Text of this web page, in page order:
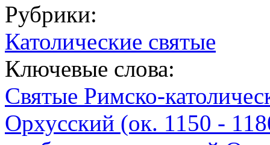
Рубрики:
Католические святые
Ключевые слова:
Святые Римско-
Орхусский (ок. 1150 -